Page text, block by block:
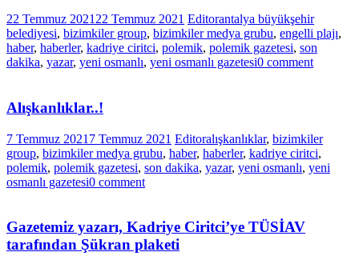
22 Temmuz 2021 22 Temmuz 2021 Editorantalya büyükşehir
belediyesi, bizimkiler group, bizimkiler medya grubu, engelli plajı,
haber, haberler, kadriye ciritci, polemik, polemik gazetesi, son
dakika, yazar, yeni osmanlı, yeni osmanlı gazetesi0 comment
Alışkanlıklar..!
7 Temmuz 2021 7 Temmuz 2021 Editoralışkanlıklar, bizimkiler
group, bizimkiler medya grubu, haber, haberler, kadriye ciritci,
polemik, polemik gazetesi, son dakika, yazar, yeni osmanlı, yeni
osmanlı gazetesi0 comment
Gazetemiz yazarı, Kadriye Ciritci’ye TÜSİAV
tarafından Şükran plaketi